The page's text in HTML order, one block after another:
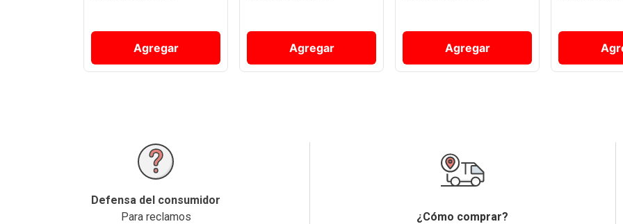
Agregar Agregar Agregar
Defensa del consumidor
Para reclamos
¿Cómo comprar?